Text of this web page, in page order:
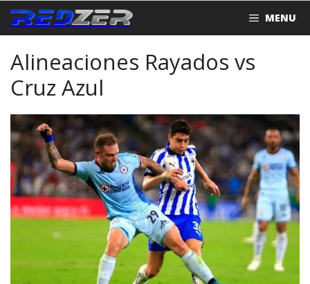
Saltar
al
MENU
Alineaciones Rayados vs
Cruz Azul